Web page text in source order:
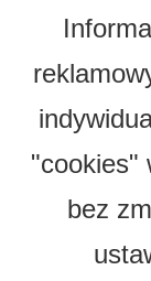
"cookies"
bez